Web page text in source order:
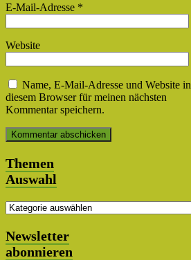
E-Mail-Adresse *
Website
Name, E-Mail-Adresse und Website in
diesem Browser für meinen nächsten
Kommentar speichern.
Themen
Auswahl
Themen
Newsletter
abonnieren